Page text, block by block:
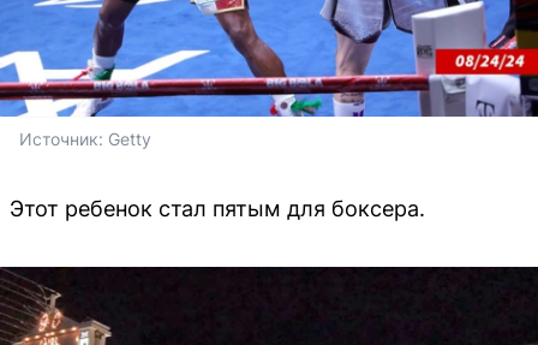
Источник: Getty
Этот ребенок стал пятым для боксера.